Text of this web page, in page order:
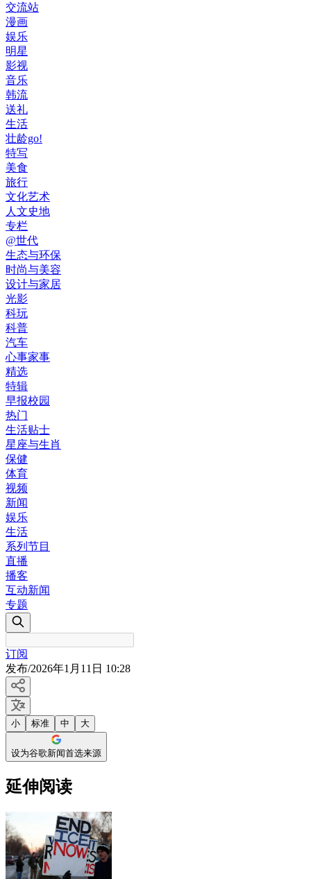
交流站
漫画
娱乐
明星
影视
音乐
韩流
送礼
生活
壮龄go!
特写
美食
旅行
文化艺术
人文史地
专栏
@世代
生态与环保
时尚与美容
设计与家居
光影
科玩
科普
汽车
心事家事
精选
特辑
早报校园
热门
生活贴士
星座与生肖
保健
体育
视频
新闻
娱乐
生活
系列节目
直播
播客
互动新闻
专题
订阅
发布/2026年1月11日 10:28
小 标准 中 大
设为谷歌新闻首选来源
延伸阅读